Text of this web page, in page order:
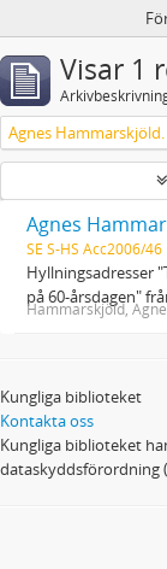
Visar 1
SE S-HS Acc2006/46
Hyllningsadresser
på 60-årsdagen"
Hammarskjöld,
Kungliga biblioteket
Kontakta oss
Kungliga biblioteket
dataskyddsförordning